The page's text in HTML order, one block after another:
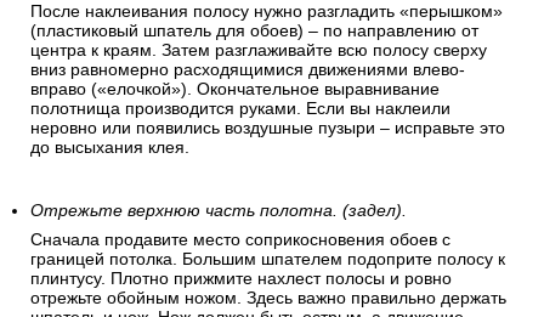
После наклеивания полосу нужно разгладить «перышком»
(пластиковый шпатель для обоев) – по направлению от
центра к краям. Затем разглаживайте всю полосу сверху
вниз равномерно расходящимися движениями влево-
вправо («елочкой»). Окончательное выравнивание
полотнища производится руками. Если вы наклеили
неровно или появились воздушные пузыри – исправьте это
до высыхания клея.
Отрежьте верхнюю часть полотна. (задел).
Сначала продавите место соприкосновения обоев с
границей потолка. Большим шпателем подоприте полосу к
плинтусу. Плотно прижмите нахлест полосы и ровно
отрежьте обойным ножом. Здесь важно правильно держать